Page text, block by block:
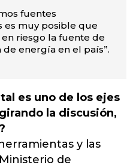
fuentes
es muy posible que
riesgo la fuente de
de energía en el país”.
es uno de los ejes
la discusión,
y las
de